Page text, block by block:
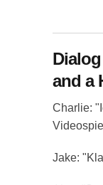
and a
Charlie:
Jake: